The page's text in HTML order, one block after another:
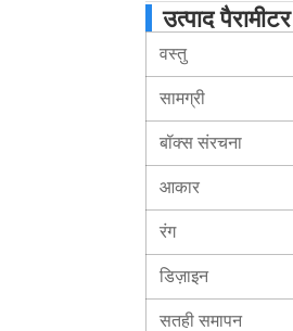
उत्पाद पैरामीटर
वस्तु
सामग्री
बॉक्स संरचना
आकार
रंग
डिज़ाइन
सतही समापन